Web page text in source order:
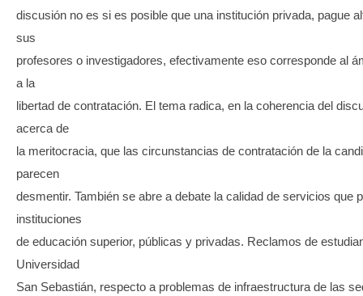
discusión no es si es posible que una institución privada, pague
sus
profesores o investigadores, efectivamente eso corresponde al
a la
libertad de contratación. El tema radica, en la coherencia del
acerca de
la meritocracia, que las circunstancias de contratación de la
parecen
desmentir. También se abre a debate la calidad de servicios que
instituciones
de educación superior, públicas y privadas. Reclamos de
Universidad
San Sebastián, respecto a problemas de infraestructura de las